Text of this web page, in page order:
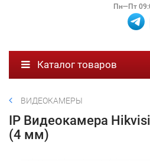
Пн—Пт
Каталог товаров
ВИДЕОКАМЕРЫ
IP Видеокамера
(4 мм)